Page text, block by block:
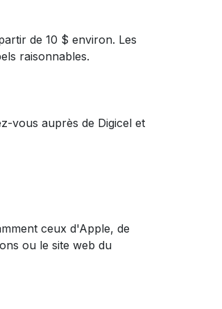
de 10 $ environ. Les
raisonnables.
vous auprès de Digicel et
ceux d'Apple, de
ou le site web du